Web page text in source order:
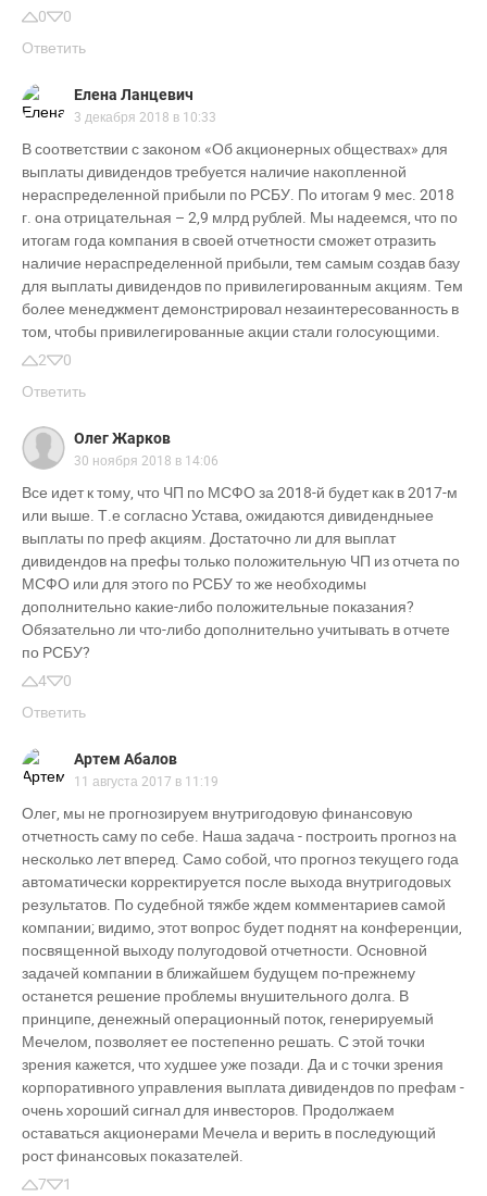
0
0
Ответить
Елена Ланцевич
3 декабря 2018 в 10:33
В соответствии с законом «Об акционерных обществах» для
выплаты дивидендов требуется наличие накопленной
нераспределенной прибыли по РСБУ. По итогам 9 мес. 2018
г. она отрицательная – 2,9 млрд рублей. Мы надеемся, что по
итогам года компания в своей отчетности сможет отразить
наличие нераспределенной прибыли, тем самым создав базу
для выплаты дивидендов по привилегированным акциям. Тем
более менеджмент демонстрировал незаинтересованность в
том, чтобы привилегированные акции стали голосующими.
2
0
Ответить
Олег Жарков
30 ноября 2018 в 14:06
Все идет к тому, что ЧП по МСФО за 2018-й будет как в 2017-м
или выше. Т.е согласно Устава, ожидаются дивидендныее
выплаты по преф акциям. Достаточно ли для выплат
дивидендов на префы только положительную ЧП из отчета по
МСФО или для этого по РСБУ то же необходимы
дополнительно какие-либо положительные показания?
Обязательно ли что-либо дополнительно учитывать в отчете
по РСБУ?
4
0
Ответить
Артем Абалов
11 августа 2017 в 11:19
Олег, мы не прогнозируем внутригодовую финансовую
отчетность саму по себе. Наша задача - построить прогноз на
несколько лет вперед. Само собой, что прогноз текущего года
автоматически корректируется после выхода внутригодовых
результатов. По судебной тяжбе ждем комментариев самой
компании; видимо, этот вопрос будет поднят на конференции,
посвященной выходу полугодовой отчетности. Основной
задачей компании в ближайшем будущем по-прежнему
останется решение проблемы внушительного долга. В
принципе, денежный операционный поток, генерируемый
Мечелом, позволяет ее постепенно решать. С этой точки
зрения кажется, что худшее уже позади. Да и с точки зрения
корпоративного управления выплата дивидендов по префам -
очень хороший сигнал для инвесторов. Продолжаем
оставаться акционерами Мечела и верить в последующий
рост финансовых показателей.
7
1